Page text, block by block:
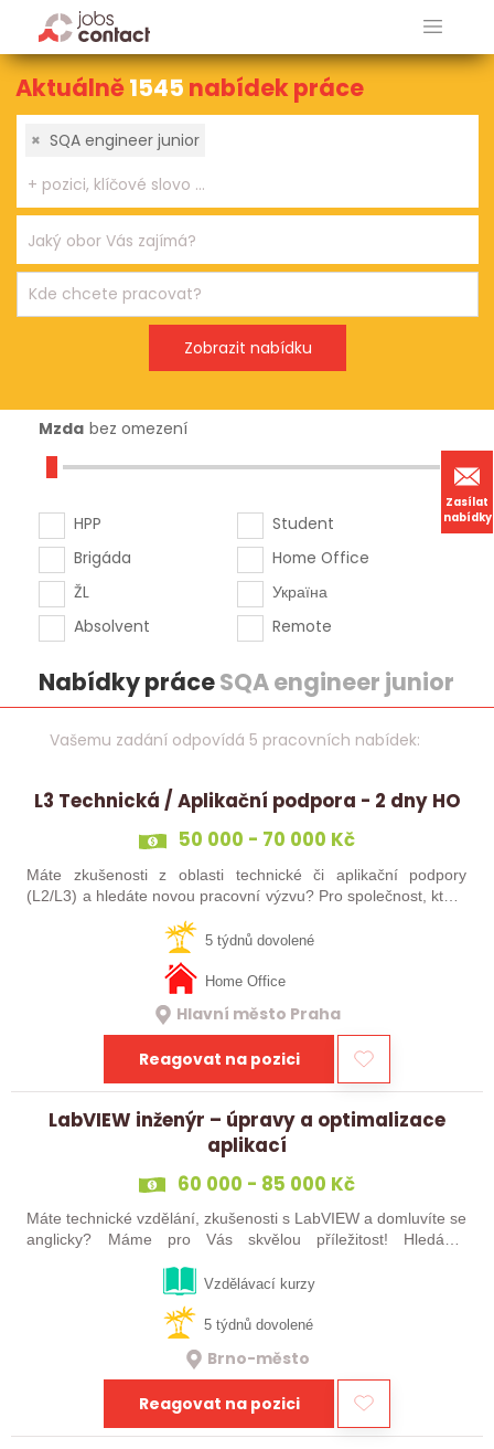
Zasílat
nabídky
Aktuálně1545 nabídek práce
× SQA engineer junior
Mzda bez omezení
HPP
Brigáda
ŽL
Absolvent
Student
Home Office
Україна
Remote
Nabídky práceSQA engineer junior
Vašemu zadání odpovídá 5 pracovních nabídek:
L3 Technická / Aplikační podpora - 2 dny HO
50 000 - 70 000 Kč
Máte zkušenosti z oblasti technické či aplikační podpory
(L2/L3) a hledáte novou pracovní výzvu? Pro společnost, která
vyvíjí software pro dopravní odvětví, hledáme posilu do týmu
5 týdnů dovolené
Home Office
Hlavní město Praha
Reagovat na pozici
LabVIEW inženýr – úpravy a optimalizace
aplikací
60 000 - 85 000 Kč
Máte technické vzdělání, zkušenosti s LabVIEW a domluvíte se
anglicky? Máme pro Vás skvělou příležitost! Hledáme
Vzdělávací kurzy
5 týdnů dovolené
Brno-město
Reagovat na pozici